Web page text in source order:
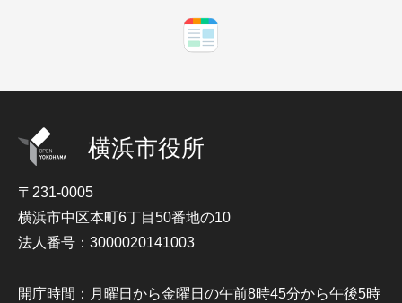
横浜市役所
〒231-0005
横浜市中区本町6丁目50番地の10
法人番号：3000020141003
開庁時間：月曜日から金曜日の午前8時45分から午後5時